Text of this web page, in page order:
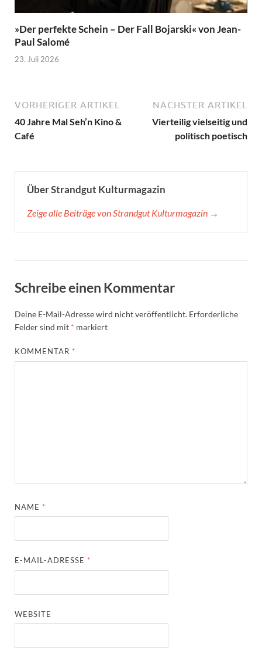
»Der perfekte Schein – Der Fall Bojarski« von Jean-
Paul Salomé
23. Juli 2026
VORHERIGER ARTIKEL
40 Jahre Mal Seh’n Kino &
Café
NÄCHSTER ARTIKEL
Vierteilig vielseitig und
politisch poetisch
Über Strandgut Kulturmagazin
Zeige alle Beiträge von Strandgut Kulturmagazin →
Schreibe einen Kommentar
Deine E-Mail-Adresse wird nicht veröffentlicht. Erforderliche
Felder sind mit * markiert
KOMMENTAR *
NAME *
E-MAIL-ADRESSE *
WEBSITE